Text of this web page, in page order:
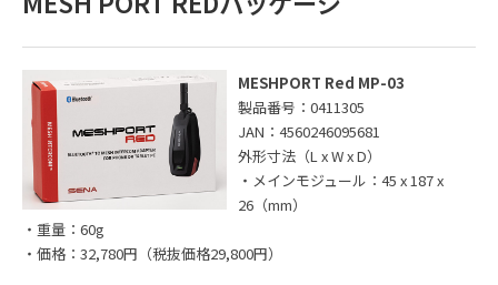
MESHPORT Red MP-03
製品番号：0411305
JAN：4560246095681
外形寸法（L x W x D）
・メインモジュール：45 x 187 x
26（mm）
・重量：60g
・価格：32,780円（税抜価格29,800円）